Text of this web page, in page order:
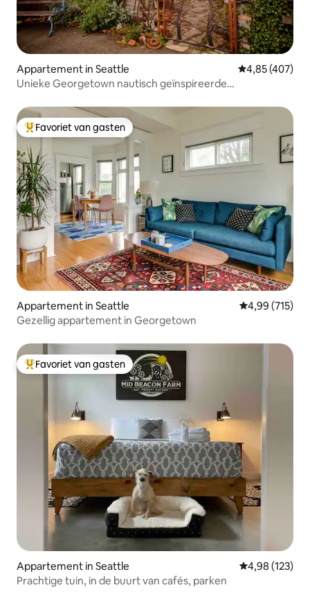
Appartement in Seattle Gemiddelde
4,85 (407)
Unieke Georgetown nautisch geïnspireerde
Topfavoriet van gasten
Favoriet van gasten
Appartement in Seattle Gemiddelde
4,99 (715)
Gezellig appartement in Georgetown
Topfavoriet van gasten
Favoriet van gasten
Appartement in Seattle Gemiddelde
4,98 (123)
Prachtige tuin, in de buurt van cafés, parken